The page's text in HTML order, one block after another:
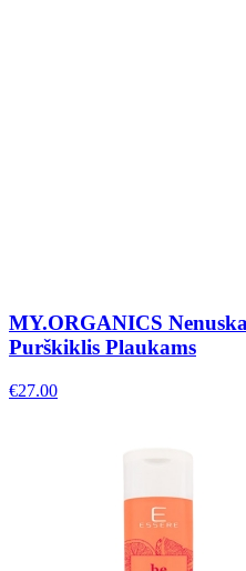
MY.ORGANICS
Purškiklis Plaukams
€27.00